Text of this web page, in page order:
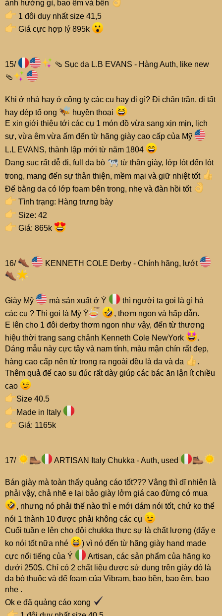
ảnh hưởng gì, bao êm và bền
1 đôi duy nhất size 41,5
Giá cực hợp lý 895k
15/
🩴 Sục da L.B EVANS - Hàng Auth, like new
🩴
Khi ở nhà hay ở công ty các cụ hay đi gì? Đi chân trần, đi tất
hay dép tổ ong
huyền thoại
E xin giới thiệu tới các cụ 1 món đồ vừa sang xịn mịn, lịch
sự, vừa êm vừa ấm đến từ hãng giày cao cấp của Mỹ
L.L EVANS, thành lập mới từ năm 1804
Dạng sục rất dễ đi, full da bò
từ thân giày, lớp lót đến lót
trong, mang đến sự thân thiện, mềm mại và giữ nhiệt tốt
Đế bằng da có lớp foam bên trong, nhẹ và đàn hồi tốt
Tình trạng: Hàng trưng bày
Size: 42
Giá: 865k
16/ KENNETH COLE Derby - Chính hãng, lướt
Giày Mỹ mà sản xuất ở Ý
thì người ta gọi là gì hả
các cụ ? Thì gọi là Mỳ Ý
, thơm ngon và hấp dẫn.
E lên cho 1 đôi derby thơm ngon như vậy, đến từ thương
hiệu thời trang sang chảnh Kenneth Cole NewYork
.
Dáng mẫu này cực tây và nam tính, màu mận chín rất đẹp,
hàng cao cấp nên từ trong ra ngoài đều là da và da
.
Thêm quả đế cao su đúc rất dày giúp các bác ăn lận ít chiều
cao
Size 40.5
Made in Italy
Giá: 1165k
17/ ARTISAN Italy Chukka - Auth, used
Bán giày mà toàn thấy quảng cáo tốt??? Vâng thì dĩ nhiên là
phải vậy, chả nhẽ e lại bảo giày lởm giá cao đừng có mua
, nhưng nó phải thế nào thì e mới dám nói tốt, chứ ko thể
nói 1 thành 10 được phải không các cụ
Cuối tuần e lên cho đôi chukka thực sự là chất lượng (đấy e
ko nói tốt nữa nhé
) vì nó đến từ hãng giày hand made
cực nổi tiếng của Ý
Artisan, các sản phẩm của hãng ko
dưới 250$. Chỉ có 2 chất liệu được sử dụng trên giày đó là
da bò thuộc và đế foam của Vibram, bao bền, bao êm, bao
nhẹ .
Ok e đã quảng cáo xong